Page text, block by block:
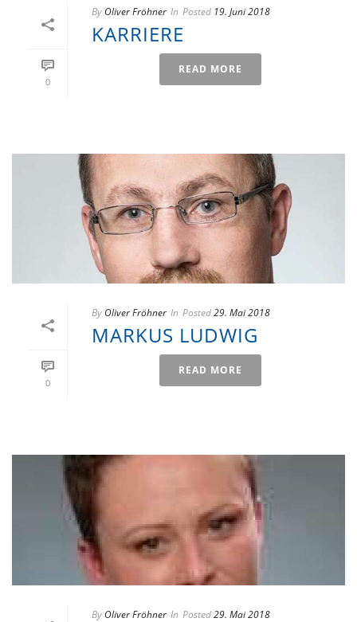
0
By Oliver Fröhner In Posted 19. Juni 2018
KARRIERE
READ MORE
0
By Oliver Fröhner In Posted29. Mai 2018
MARKUS LUDWIG
READ MORE
By Oliver Fröhner In Posted29. Mai 2018